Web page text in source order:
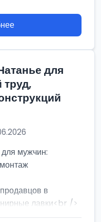
для
мужчин:
в
лавки<br />